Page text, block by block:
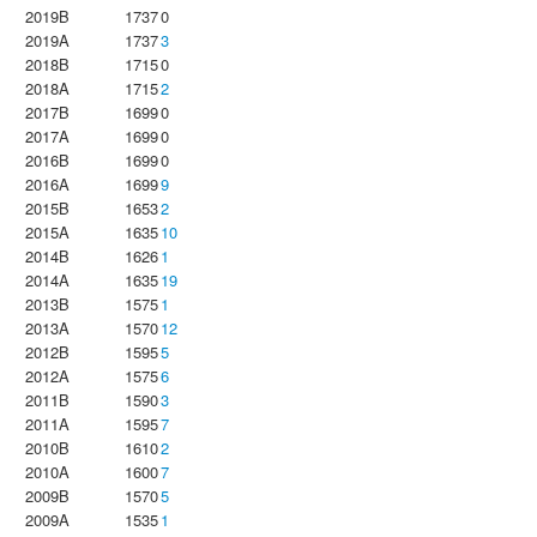
2019B
17370
2019A
17373
2018B
17150
2018A
17152
2017B
16990
2017A
16990
2016B
16990
2016A
16999
2015B
16532
2015A
163510
2014B
16261
2014A
163519
2013B
15751
2013A
157012
2012B
15955
2012A
15756
2011B
15903
2011A
15957
2010B
16102
2010A
16007
2009B
15705
2009A
15351